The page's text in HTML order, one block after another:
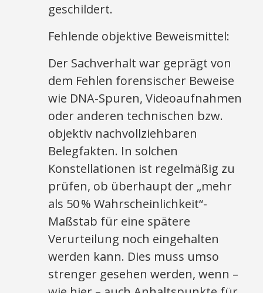
geschildert.
Fehlende objektive Beweismittel:
Der Sachverhalt war geprägt von
dem Fehlen forensischer Beweise
wie DNA-Spuren, Videoaufnahmen
oder anderen technischen bzw.
objektiv nachvollziehbaren
Belegfakten. In solchen
Konstellationen ist regelmäßig zu
prüfen, ob überhaupt der „mehr
als 50 % Wahrscheinlichkeit“-
Maßstab für eine spätere
Verurteilung noch eingehalten
werden kann. Dies muss umso
strenger gesehen werden, wenn –